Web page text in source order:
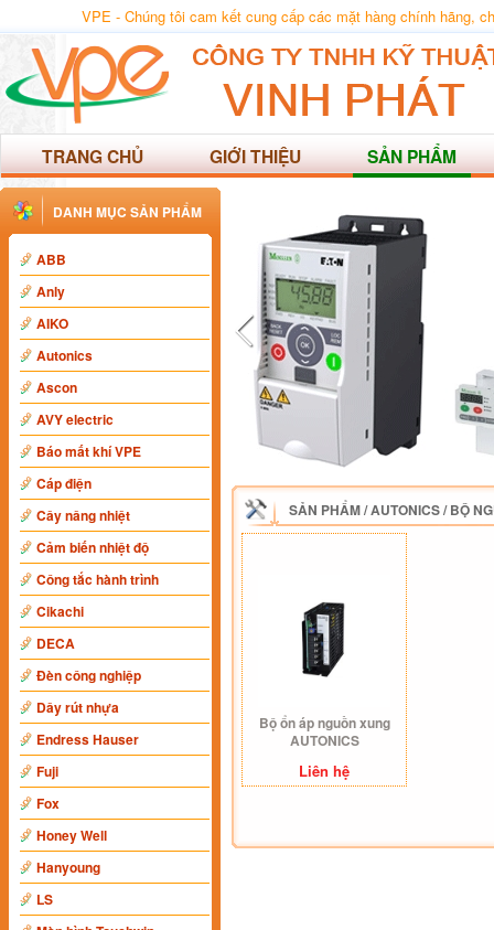
VPE - Chúng tôi cam kết cung cấp các mặt hàng chính hãng,
TRANG CHỦ GIỚI THIỆU SẢN PHẨM
DANH MỤC SẢN PHẨM
ABB
Anly
AIKO
Autonics
Ascon
AVY electric
Báo mất khí VPE
Cáp điện
Cây nâng nhiệt
Cảm biến nhiệt độ
Công tắc hành trình
Cikachi
DECA
Đèn công nghiệp
Dây rút nhựa
Endress Hauser
Fuji
Fox
Honey Well
Hanyoung
LS
SẢN PHẨM/AUTONICS/BỘ
Bộ ổn áp nguồn xung
AUTONICS
Liên hệ